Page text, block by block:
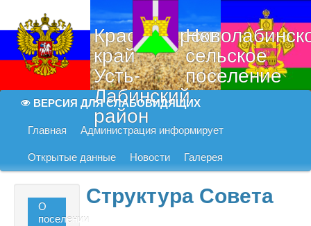
Краснодарский
край
Усть-
Лабинский
район
сельское
поселение
ВЕРСИЯ ДЛЯ СЛАБОВИДЯЩИХ
Главная Администрация информирует
Открытые данные Новости Галерея
О
поселении
Структура Совета